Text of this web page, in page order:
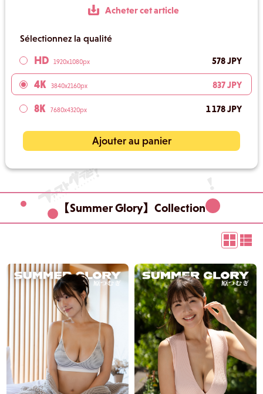
Acheter cet article
Sélectionnez la qualité
HD 1920x1080px 578 JPY
4K 3840x2160px 837 JPY
8K 7680x4320px 1 178 JPY
Ajouter au panier
【Summer Glory】Collection